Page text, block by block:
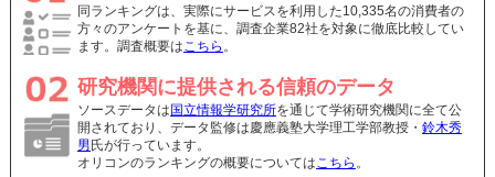
同ランキングは、実際にサービスを利用した10,335名の消費者の
方々のアンケートを基に、調査企業82社を対象に徹底比較してい
ます。調査概要はこちら 。
研究機関に提供される信頼のデータ
ソースデータは 国立情報学研究所を通じて学術研究機関に全て公
開されており、データ監修は慶應義塾大学理工学部教授・ 鈴木秀
男 氏が行っています。
オリコンのランキングの概要についてはこちら 。